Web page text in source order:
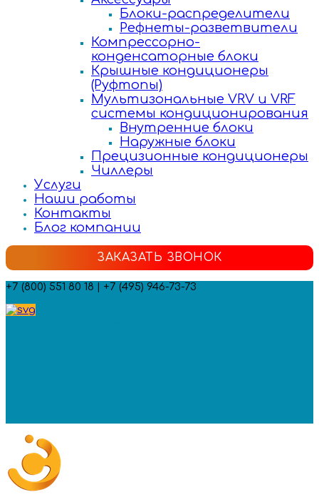
Блоки-распределители
Рефнеты-разветвители
Компрессорно-
конденсаторные блоки
Крышные кондиционеры
(Руфтопы)
Мультизональные VRV и VRF
системы кондиционирования
Внутренние блоки
Наружные блоки
Прецизионные кондиционеры
Чиллеры
Услуги
Наши работы
Контакты
Блог компании
ЗАКАЗАТЬ ЗВОНОК
+7 (800) 551 80 18 | +7 (495) 946-73-73